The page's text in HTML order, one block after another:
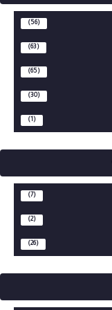
(56)
(63)
(65)
(30)
(1)
(7)
(2)
(26)